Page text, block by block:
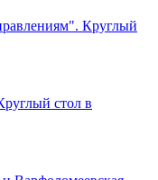
Круглый
стол в